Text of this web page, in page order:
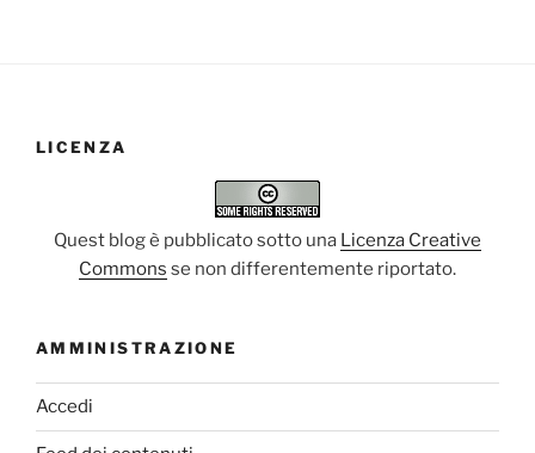
LICENZA
Quest blog è pubblicato sotto una Licenza Creative
Commons se non differentemente riportato.
AMMINISTRAZIONE
Accedi